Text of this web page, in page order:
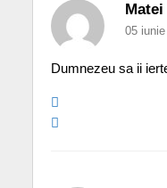
Matei
05
Dumnezeu sa ii